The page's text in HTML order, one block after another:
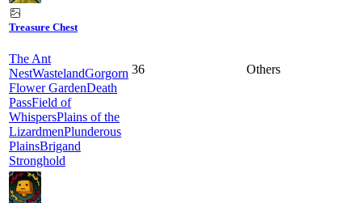
Treasure Chest
The Ant
NestWastelandGorgorn
Flower GardenDeath
PassField of
WhispersPlains of the
LizardmenPlunderous
PlainsBrigand
Stronghold
36 Others